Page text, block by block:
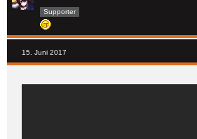
Supporter
15. Juni 2017